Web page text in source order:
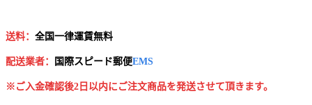
送料： 全国一律運賃無料
配送業者： 国 際スピード郵便EMS
※ご入金確認後2日以内にご注文商品を発送させて頂きます。